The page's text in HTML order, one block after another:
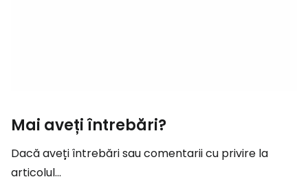
Mai aveți întrebări?
Dacă aveți întrebări sau comentarii cu privire la
articolul...